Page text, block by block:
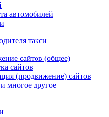
автомобилей
такси
сайтов (общее)
сайтов
(продвижение) сайтов
многое другое